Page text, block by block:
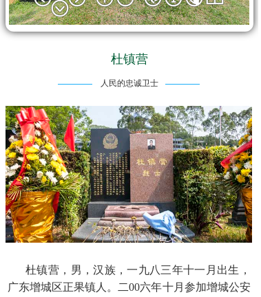
人民的忠诚卫士
杜镇营，男，汉族，一九八三年十一月出生，
广东增城区正果镇人。二00六年十月参加增城公安
杜镇营